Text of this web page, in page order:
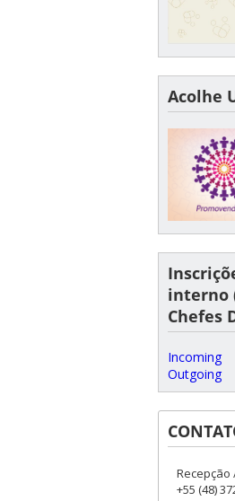
Acolhe
interno
Chefes
Incoming
Outgoing
Recepção
+55 (48)